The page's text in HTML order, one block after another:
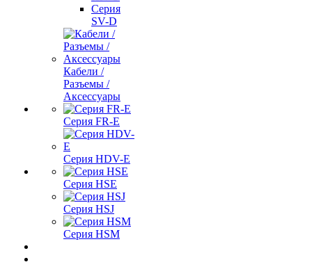
Серия
SV-D
Кабели /
Разъемы /
Аксессуары
Серия FR-E
Серия HDV-E
Серия HSE
Серия HSJ
Серия HSM